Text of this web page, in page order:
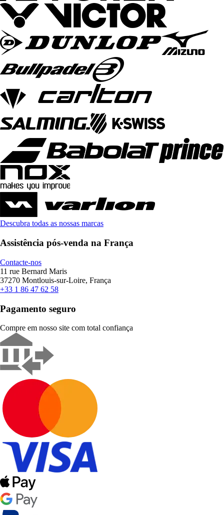
Descubra todas as nossas marcas
Assistência pós-venda na França
Contacte-nos
11 rue Bernard Maris
37270 Montlouis-sur-Loire, França
+33 1 86 47 62 58
Pagamento seguro
Compre em nosso site com total confiança